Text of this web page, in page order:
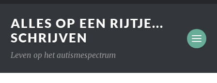
ALLES OP EEN RIJTJE...
SCHRIJVEN
Leven op het autismespectrum